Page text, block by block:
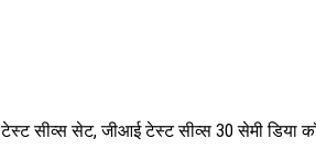
सीव्स सेट, जीआई टेस्ट सीव्स 30 सेमी डिया